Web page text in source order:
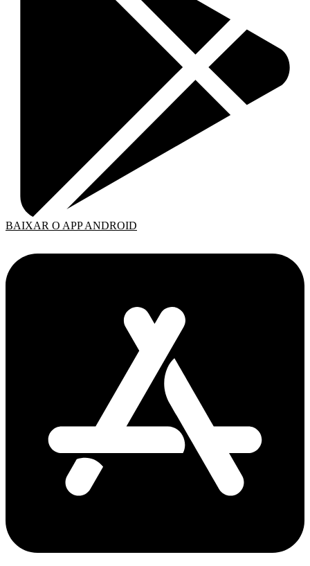
BAIXAR O APP ANDROID